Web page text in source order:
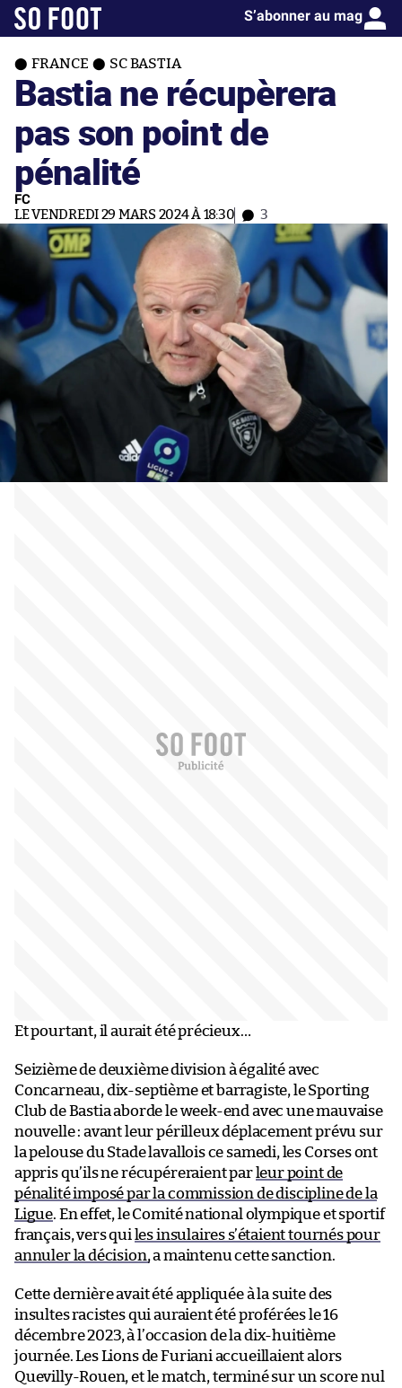
S’abonner au mag
FRANCE SC BASTIA
Bastia ne récupèrera
pas son point de
pénalité
FC
LE VENDREDI 29 MARS 2024 À 18:30 3
Et pourtant, il aurait été précieux…
Seizième de deuxième division à égalité avec
Concarneau, dix-septième et barragiste, le Sporting
Club de Bastia aborde le week-end avec une mauvaise
nouvelle : avant leur périlleux déplacement prévu sur
la pelouse du Stade lavallois ce samedi, les Corses ont
appris qu’ils ne récupéreraient par leur point de
pénalité imposé par la commission de discipline de la
Ligue. En effet, le Comité national olympique et sportif
français, vers qui les insulaires s’étaient tournés pour
annuler la décision,a maintenu cette sanction.
Cette dernière avait été appliquée à la suite des
insultes racistes qui auraient été proférées le 16
décembre 2023, à l’occasion de la dix-huitième
journée. Les Lions de Furiani accueillaient alors
Quevilly-Rouen, et le match, terminé sur un score nul